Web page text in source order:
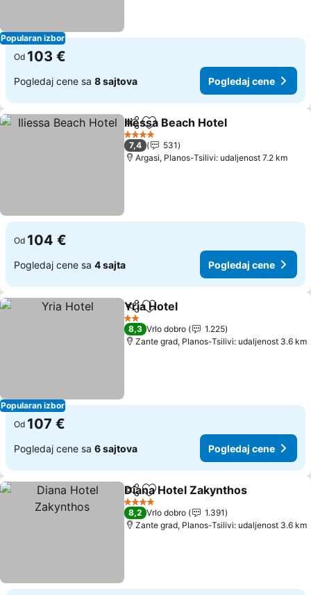
Popularan izbor
Od 103 €
Pogledaj cene sa 8 sajtova Pogledaj cene
Deli Dodati u favorite
Iliessa Beach Hotel
4 Zvezdice
7,4
531
Argasi, Planos-Tsilivi: udaljenost 7.2 km
Od 104 €
Pogledaj cene sa 4 sajta Pogledaj cene
Popularan izbor
Deli Dodati u favorite
Yria Hotel
2 Zvezdice
8,3 Vrlo dobro
1.225
Zante grad, Planos-Tsilivi: udaljenost 3.6 km
Od 107 €
Pogledaj cene sa 6 sajtova Pogledaj cene
Deli Dodati u favorite
Diana Hotel Zakynthos
4 Zvezdice
8,2 Vrlo dobro
1.391
Zante grad, Planos-Tsilivi: udaljenost 3.6 km